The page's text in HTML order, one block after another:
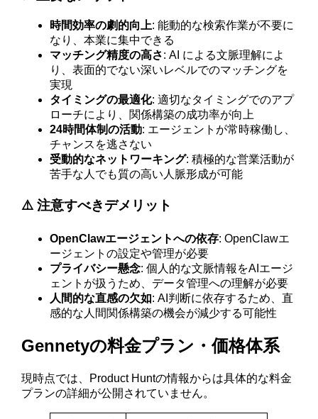
時間効率の劇的向上: 能動的な検索作業が不要に
なり、本業に集中できる
マッチング精度の高さ: AI による文脈理解によ
り、表面的でない深いレベルでのマッチングを
実現
タイミングの最適化: 適切なタイミングでのアプ
ローチにより、関係構築の成功率が向上
24時間体制の活動: エージェントが常時稼働し、
チャンスを逃さない
受動的なネットワーキング: 積極的な営業活動が
苦手な人でも質の高い人脈形成が可能
⚠️ 注意すべきデメリット
OpenClawエージェントへの依存: OpenClawエ
ージェントの設定や管理が必要
プライバシー懸念: 個人的な文脈情報をAIエージ
ェントが扱うため、データ管理への理解が必要
人間的な直感の欠如: AI判断に依存するため、直
感的な人間関係構築の機会が減少する可能性
Gennetyの料金プラン・価格体系
現時点では、Product Huntの情報からは具体的な料金
プランの詳細が公開されていません。